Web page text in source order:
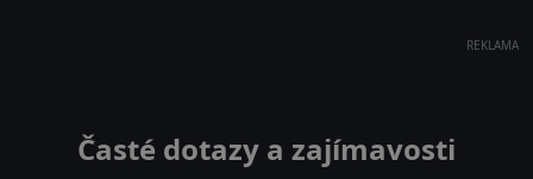
REKLAMA
Časté dotazy a zajímavosti